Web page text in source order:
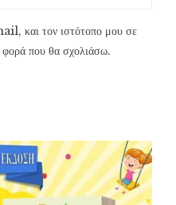
και τον ιστότοπο μου σε
φορά που θα σχολιάσω.